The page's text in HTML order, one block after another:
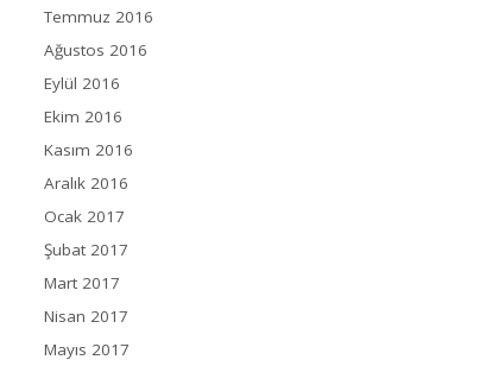
Temmuz 2016
Ağustos 2016
Eylül 2016
Ekim 2016
Kasım 2016
Aralık 2016
Ocak 2017
Şubat 2017
Mart 2017
Nisan 2017
Mayıs 2017